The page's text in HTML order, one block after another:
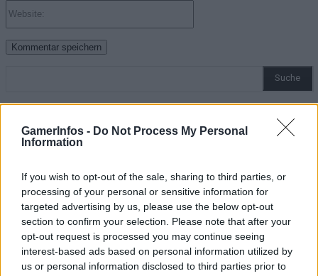
GamerInfos - Do Not Process My Personal
Information
If you wish to opt-out of the sale, sharing to third parties, or
processing of your personal or sensitive information for
targeted advertising by us, please use the below opt-out
section to confirm your selection. Please note that after your
opt-out request is processed you may continue seeing
interest-based ads based on personal information utilized by
us or personal information disclosed to third parties prior to
Suche
Kategorien
E-Sport
E3 | GamesCom | Events | Messen
Gadgets
Gadgets | Zubehör | Hardware Reviews
Gadgets | Zubehör | Technik